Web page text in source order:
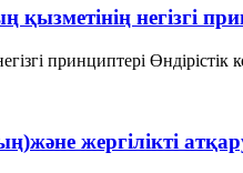
қызметiнiң негiзгi
принциптерi
жергілікті